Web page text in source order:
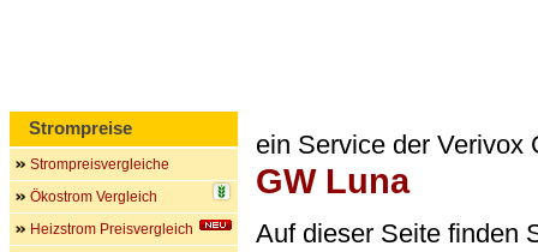
ein Service der Verivox
GW Luna
Auf dieser Seite finden
Strompreise
Strompreisvergleiche
Ökostrom Vergleich
Heizstrom Preisvergleich